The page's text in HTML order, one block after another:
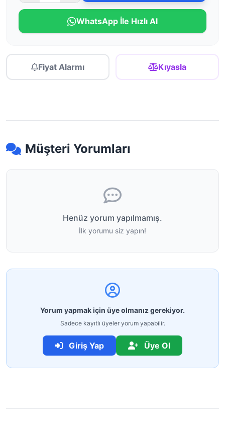
WhatsApp İle Hızlı Al
Fiyat Alarmı Kıyasla
Müşteri Yorumları
Henüz yorum yapılmamış.
İlk yorumu siz yapın!
Yorum yapmak için üye olmanız gerekiyor.
Sadece kayıtlı üyeler yorum yapabilir.
Giriş Yap Üye Ol